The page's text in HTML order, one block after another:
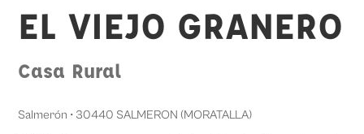
EL VIEJO GRANERO
Casa Rural
Salmerón • 30440 SALMERON (MORATALLA)